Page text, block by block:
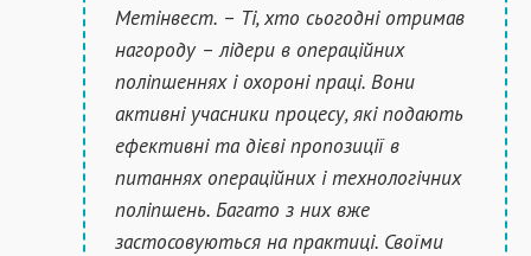
Метінвест. – Ті, хто сьогодні отримав
нагороду – лідери в операційних
поліпшеннях і охороні праці. Вони
активні учасники процесу, які подають
ефективні та дієві пропозиції в
питаннях операційних і технологічних
поліпшень. Багато з них вже
застосовуються на практиці. Своїми